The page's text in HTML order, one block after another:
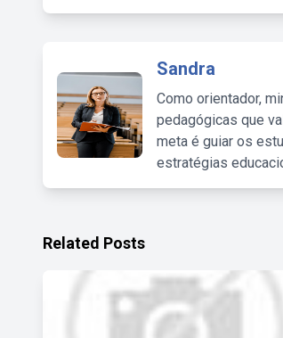
Sandra
Como orientador,
pedagógicas que
meta é guiar os
estratégias
Related Posts